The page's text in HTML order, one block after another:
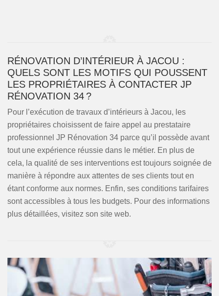
RÉNOVATION D’INTÉRIEUR À JACOU :
QUELS SONT LES MOTIFS QUI POUSSENT
LES PROPRIÉTAIRES À CONTACTER JP
RÉNOVATION 34 ?
Pour l’exécution de travaux d’intérieurs à Jacou, les
propriétaires choisissent de faire appel au prestataire
professionnel JP Rénovation 34 parce qu’il possède avant
tout une expérience réussie dans le métier. En plus de
cela, la qualité de ses interventions est toujours soignée de
manière à répondre aux attentes de ses clients tout en
étant conforme aux normes. Enfin, ses conditions tarifaires
sont accessibles à tous les budgets. Pour des informations
plus détaillées, visitez son site web.